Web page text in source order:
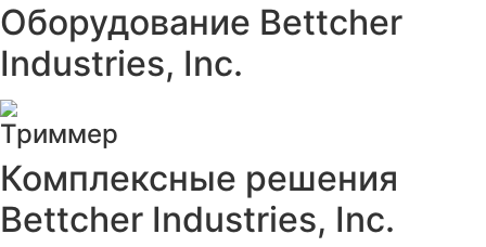
Оборудование Bettcher
Industries, Inc.
Триммер
Комплексные решения
Bettcher Industries, Inc.